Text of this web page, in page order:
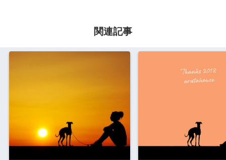
関連記事